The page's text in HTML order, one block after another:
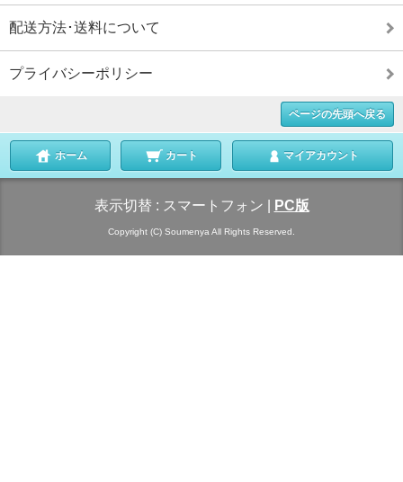
配送方法･送料について
プライバシーポリシー
ページの先頭へ戻る
ホーム カート マイアカウント
表示切替 : スマートフォン PC版
Copyright (C) Soumenya All Rights Reserved.